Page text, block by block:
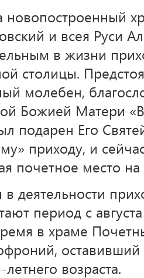
новопостроенный
и всея Руси
в жизни
столицы.
молебен,
Божией Матери
подарен Его
приходу, и
почетное место
деятельности
период с
в храме
возраста.